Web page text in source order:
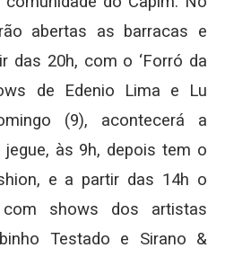
abertas as barracas e
das 20h, com o ‘Forró da
de Edenio Lima e Lu
(9), acontecerá a
às 9h, depois tem o
e a partir das 14h o
com shows dos artistas
Testado e Sirano &